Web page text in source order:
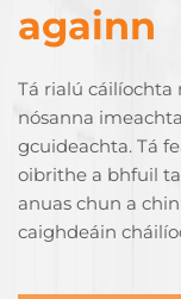
againn
Tá rialú cáilíochta
nósanna
gcuideachta. Tá
oibrithe a bhfuil
anuas chun a
caighdeáin